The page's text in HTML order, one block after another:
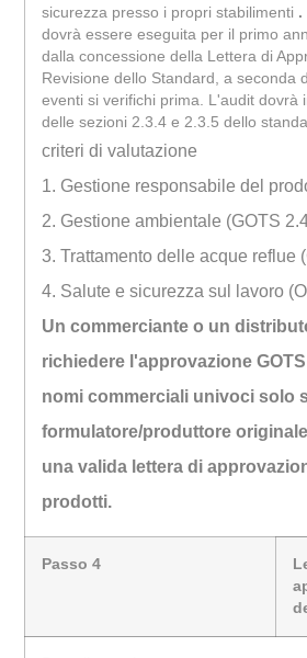
sicurezza presso i propri stabilimenti .
dovrà essere eseguita per il primo
dalla concessione della Lettera di
Revisione dello Standard, a seconda
eventi si verifichi prima. L'audit dovrà
delle sezioni 2.3.4 e 2.3.5 dello
criteri di valutazione
1. Gestione responsabile del
2. Gestione ambientale (GOTS
3. Trattamento delle acque reflue
4. Salute e sicurezza sul lavoro
Un commerciante o un
richiedere l'approvazione
nomi commerciali univoci solo
formulatore/produttore
una valida lettera di
prodotti.
Passo 4